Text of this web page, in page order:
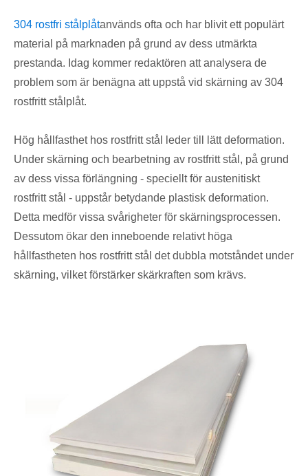
304 rostfri stålplåtanvänds ofta och har blivit ett populärt
material på marknaden på grund av dess utmärkta
prestanda. Idag kommer redaktören att analysera de
problem som är benägna att uppstå vid skärning av 304
rostfritt stålplåt.
Hög hållfasthet hos rostfritt stål leder till lätt deformation.
Under skärning och bearbetning av rostfritt stål, på grund
av dess vissa förlängning - speciellt för austenitiskt
rostfritt stål - uppstår betydande plastisk deformation.
Detta medför vissa svårigheter för skärningsprocessen.
Dessutom ökar den inneboende relativt höga
hållfastheten hos rostfritt stål det dubbla motståndet under
skärning, vilket förstärker skärkraften som krävs.